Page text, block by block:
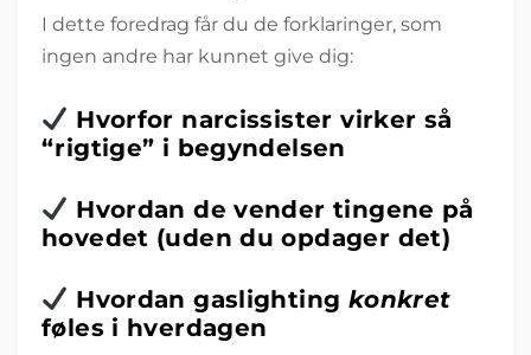
I dette foredrag får du de forklaringer, som
ingen andre har kunnet give dig:
Hvorfor narcissister virker så
“rigtige” i begyndelsen
Hvordan de vender tingene på
hovedet (uden du opdager det)
Hvordan gaslighting konkret
føles i hverdagen